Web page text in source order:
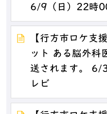
6/9（日）22時
【行方市ロケ支
ット ある脳外科
送されます。
レビ